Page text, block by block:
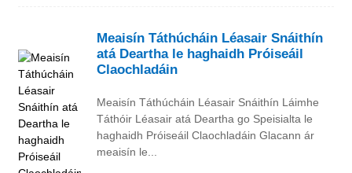
Meaisín Táthúcháin Léasair Snáithín
atá Deartha le haghaidh Próiseáil
Claochladáin
Meaisín Táthúcháin Léasair Snáithín Láimhe
Táthóir Léasair atá Deartha go Speisialta le
haghaidh Próiseáil Claochladáin Glacann ár
meaisín le...